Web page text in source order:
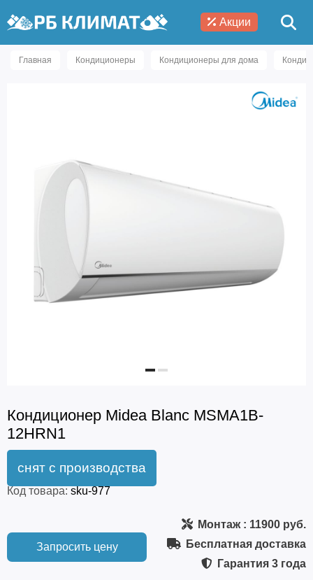
Акции
Главная Кондиционеры Кондиционеры для дома
Кондиционер Midea Blanc MSMA1B-
12HRN1
Код товара: sku-977
Запросить цену
Монтаж: 11900 руб.
Бесплатная доставка
Гарантия 3 года